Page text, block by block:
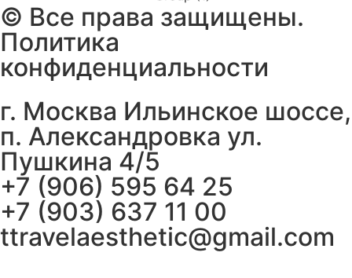
©️ Все права защищены.
Политика
конфиденциальности
г. Москва Ильинское шоссе,
п. Александровка ул.
Пушкина 4/5
+7 (906) 595 64 25
+7 (903) 637 11 00
ttravelaesthetic@gmail.com